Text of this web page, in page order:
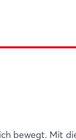
bewegt. Mit